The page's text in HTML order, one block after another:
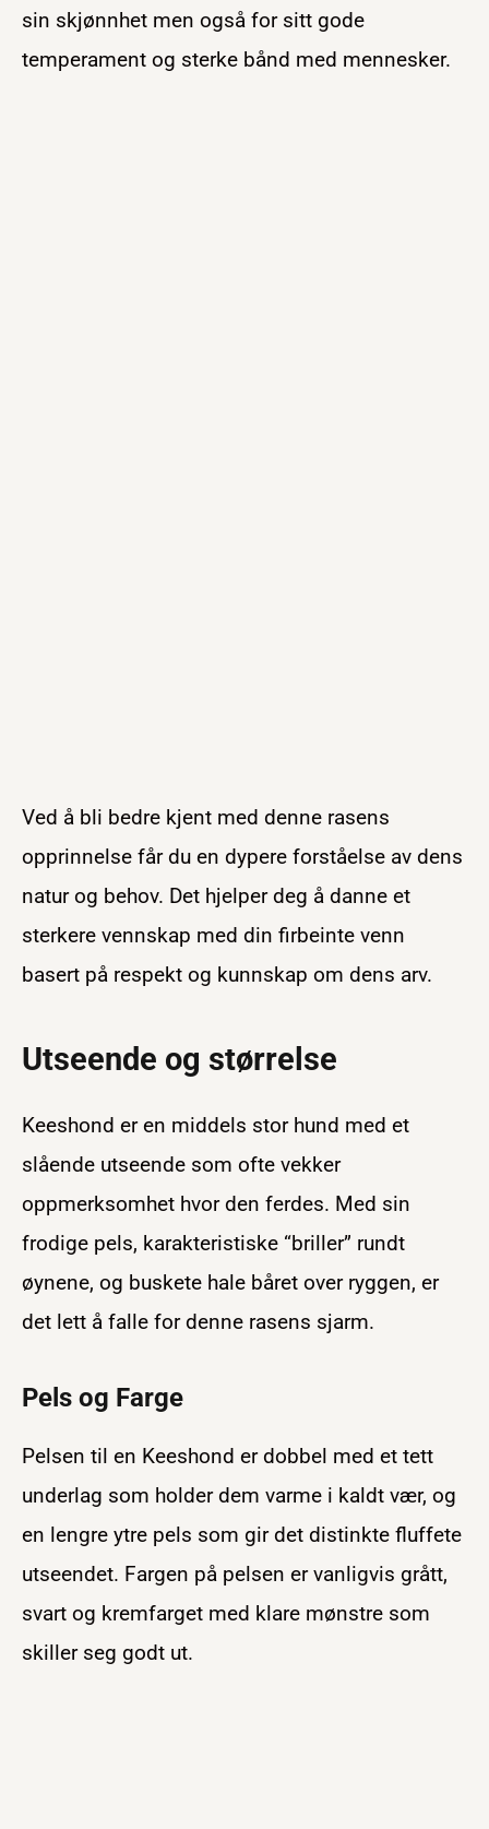
sin skjønnhet men også for sitt gode
temperament og sterke bånd med mennesker.
Ved å bli bedre kjent med denne rasens
opprinnelse får du en dypere forståelse av dens
natur og behov. Det hjelper deg å danne et
sterkere vennskap med din firbeinte venn
basert på respekt og kunnskap om dens arv.
Utseende og størrelse
Keeshond er en middels stor hund med et
slående utseende som ofte vekker
oppmerksomhet hvor den ferdes. Med sin
frodige pels, karakteristiske “briller” rundt
øynene, og buskete hale båret over ryggen, er
det lett å falle for denne rasens sjarm.
Pels og Farge
Pelsen til en Keeshond er dobbel med et tett
underlag som holder dem varme i kaldt vær, og
en lengre ytre pels som gir det distinkte fluffete
utseendet. Fargen på pelsen er vanligvis grått,
svart og kremfarget med klare mønstre som
skiller seg godt ut.